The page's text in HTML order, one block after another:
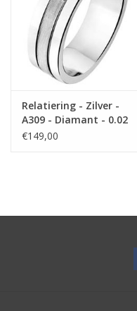
Relatiering - Zilver -
A309 - Diamant - 0.02
crt / H/Si - 6.0 mm
€149,00